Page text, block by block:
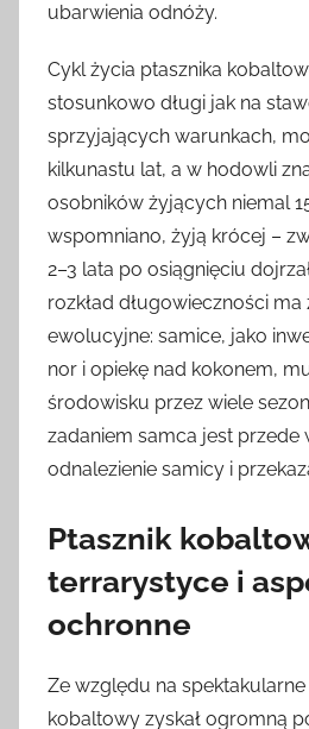
ubarwienia odnóży.
Cykl życia ptasznika
stosunkowo długi jak na
sprzyjających warunkach,
kilkunastu lat, a w hodowli
osobników żyjących niemal
wspomniano, żyją krócej –
2–3 lata po osiągnięciu
rozkład długowieczności ma
ewolucyjne: samice, jako
nor i opiekę nad kokonem,
środowisku przez wiele
zadaniem samca jest przede
odnalezienie samicy i
Ptasznik
terrarystyce i
ochronne
Ze względu na
kobaltowy zyskał ogromną